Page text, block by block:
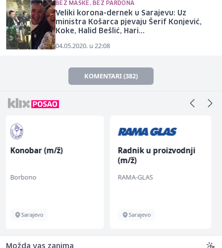
BEZ MASKE, BEZ PARDONA
Veliki korona-dernek u Sarajevu: Uz
ministra Košarca pjevaju Šerif Konjević,
Koke, Halid Bešlić, Hari...
04.05.2020. u 22:08
KOMENTARI (382)
Radnik u proizvodnji
RAMA-GLAS
Sarajevo
Konobarica (ž)
Bosnian House Restaurant
Inostranstvo
Možda vas zanima